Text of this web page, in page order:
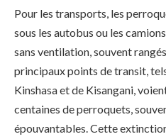
Pour les transports, les
sous les autobus ou les
sans ventilation, souvent
principaux points de transit,
Kinshasa et de Kisangani,
centaines de perroquets,
épouvantables. Cette